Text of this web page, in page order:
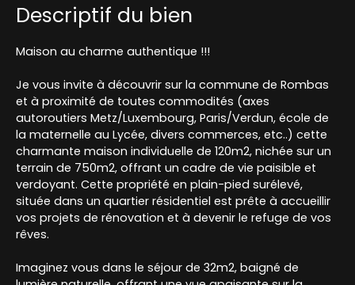
Descriptif du bien
Maison au charme authentique !!!
Je vous invite à découvrir sur la commune de Rombas
et à proximité de toutes commodités (axes
autoroutiers Metz/Luxembourg, Paris/Verdun, école de
la maternelle au Lycée, divers commerces, etc..) cette
charmante maison individuelle de 120m2, nichée sur un
terrain de 750m2, offrant un cadre de vie paisible et
verdoyant. Cette propriété en plain-pied surélevé,
située dans un quartier résidentiel est prête à accueillir
vos projets de rénovation et à devenir le refuge de vos
rêves.
Imaginez vous dans le séjour de 32m2, baigné de